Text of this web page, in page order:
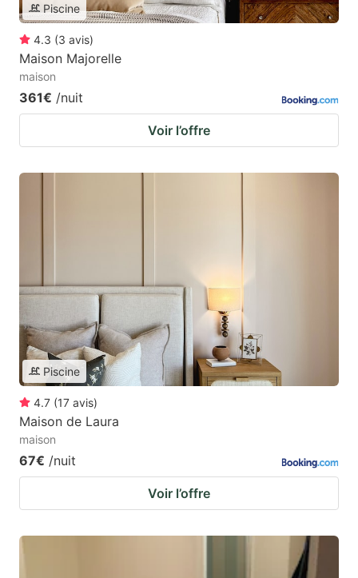
Piscine
4.3 (3 avis)
Maison Majorelle
maison
361€ /nuit
Voir l’offre
Piscine
4.7 (17 avis)
Maison de Laura
maison
67€ /nuit
Voir l’offre